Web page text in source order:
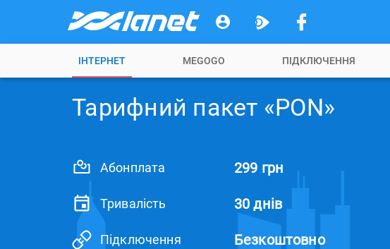
ІНТЕРНЕТ MEGOGO ПІДКЛЮЧЕННЯ
Тарифний пакет «PON»
Абонплата 299 грн
Тривалість 30 днів
Підключення Безкоштовно